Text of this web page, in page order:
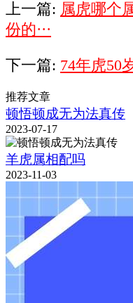
上一篇: 属虎哪个
份的···
下一篇: 74年虎50
推荐文章
顿悟顿成无为法真传
2023-07-17
羊虎属相配吗
2023-11-03